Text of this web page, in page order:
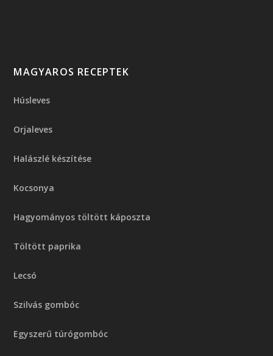
MAGYAROS RECEPTEK
Húsleves
Orjaleves
Halászlé készítése
Kocsonya
Hagyományos töltött káposzta
Töltött paprika
Lecsó
Szilvás gombóc
Egyszerű túrógombóc